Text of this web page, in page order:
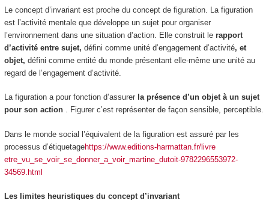
Le concept d’invariant est proche du concept de figuration. La figuration
est l’activité mentale que développe un sujet pour organiser
l’environnement dans une situation d’action. Elle construit le rapport
d’activité entre sujet, défini comme unité d’engagement d’activité, et
objet, défini comme entité du monde présentant elle-même une unité au
regard de l’engagement d’activité.
La figuration a pour fonction d’assurer la présence d’un objet à un sujet
pour son action . Figurer c’est représenter de façon sensible, perceptible.
Dans le monde social l’équivalent de la figuration est assuré par les
processus d’étiquetagehttps://www.editions-harmattan.fr/livre
etre_vu_se_voir_se_donner_a_voir_martine_dutoit-9782296553972-
34569.html
Les limites heuristiques du concept d’invariant